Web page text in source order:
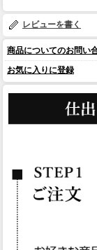
レビューを書く
商品についてのお問い
お気に入りに登録